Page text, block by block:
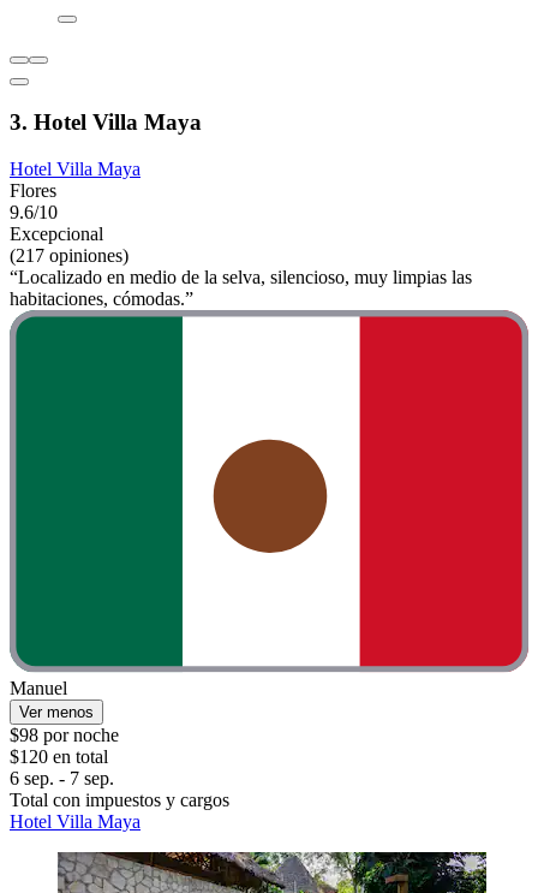
3. Hotel Villa Maya
Hotel Villa Maya
Flores
9.6/10
Excepcional
(217 opiniones)
“Localizado en medio de la selva, silencioso, muy limpias las
habitaciones, cómodas.”
Manuel
Ver menos
$98 por noche
$120 en total
6 sep. - 7 sep.
Total con impuestos y cargos
Hotel Villa Maya